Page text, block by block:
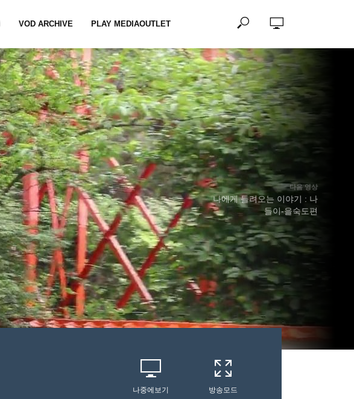
VOD ARCHIVE PLAY MEDIAOUTLET
다음 영상
나에게 들려오는 이야기 : 나
들이-을숙도편
나중에보기 방송모드